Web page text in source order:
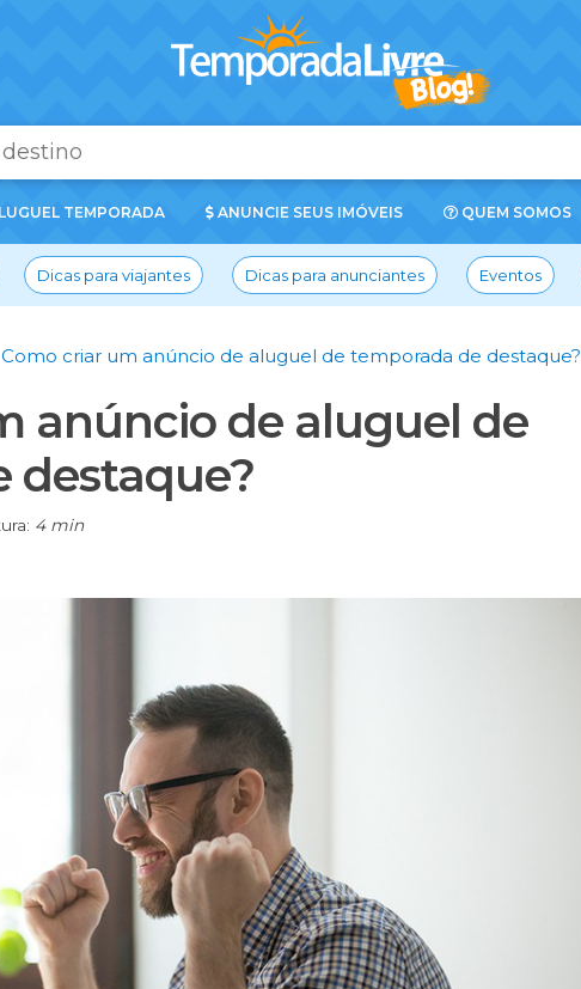
TEMPORADA ANUNCIE SEUS IMÓVEIS QUEM SOMOS
Dicas para viajantes Dicas para anunciantes Eventos
Como criar um anúncio de aluguel de temporada de destaque?
anúncio de aluguel de
destaque?
4 min